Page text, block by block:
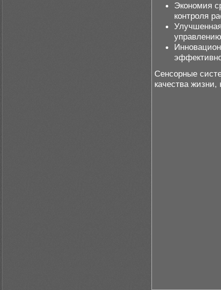
Экономия
контроля
Сенсорные
качества